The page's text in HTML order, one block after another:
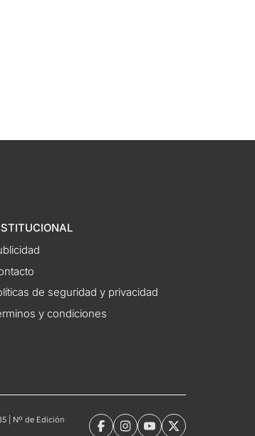
de seguridad y privacidad
y condiciones
| Nº de Edición